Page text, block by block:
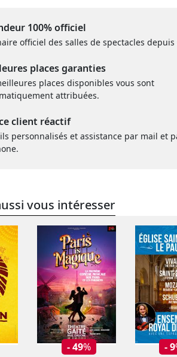
100% officiel
officiel des salles de spectacles depuis
places garanties
places disponibles vous sont
attribuées.
client réactif
personnalisés et assistance par mail et
vous intéresser
- 49% - 9